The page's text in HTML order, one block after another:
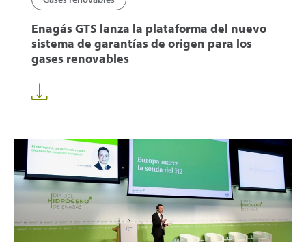
Enagás GTS lanza la plataforma del nuevo
sistema de garantías de origen para los
gases renovables